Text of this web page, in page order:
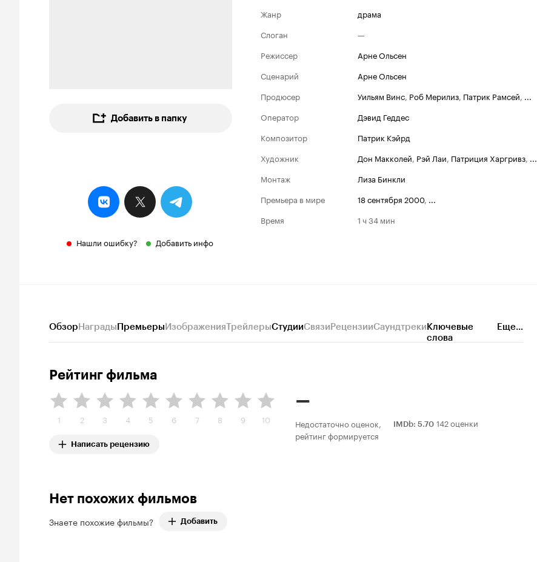
Добавить в папку
Нашли ошибку? Добавить инфо
Жанр
драма
Слоган
—
Режиссер
Арне Ольсен
Сценарий
Арне Ольсен
Продюсер
Уильям Винс, Роб Мерилиз, Патрик Рамсей, ...
Оператор
Дэвид Геддес
Композитор
Патрик Кэйрд
Художник
Дон Макколей, Рэй Лаи, Патриция Харгривз, ...
Монтаж
Лиза Бинкли
Премьера в мире
18 сентября 2000, ...
Время
1 ч 34 мин
ОбзорНаградыПремьерыИзображенияТрейлерыСтудииСвязиРецензииСаундтрекиКлючевые
слова
Еще...
Рейтинг фильма
1 2 3 4 5 6 7 8 9 10
Написать рецензию
–
Недостаточно оценок,
рейтинг формируется
IMDb: 5.70 142 оценки
Нет похожих фильмов
Знаете похожие фильмы? Добавить